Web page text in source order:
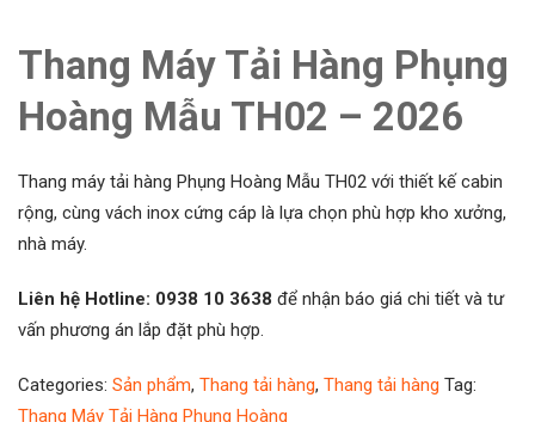
Thang Máy Tải Hàng Phụng
Hoàng Mẫu TH02 – 2026
Thang máy tải hàng Phụng Hoàng Mẫu TH02 với thiết kế cabin
rộng, cùng vách inox cứng cáp là lựa chọn phù hợp kho xưởng,
nhà máy.
Liên hệ Hotline: 0938 10 3638 để nhận báo giá chi tiết và tư
vấn phương án lắp đặt phù hợp.
Categories: Sản phẩm, Thang tải hàng, Thang tải hàng Tag:
Thang Máy Tải Hàng Phụng Hoàng